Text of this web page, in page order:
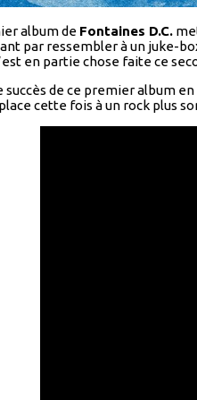
album de Fontaines D.C.
par ressembler à un juke-
en partie chose faite ce
de ce premier album
cette fois à un rock plus